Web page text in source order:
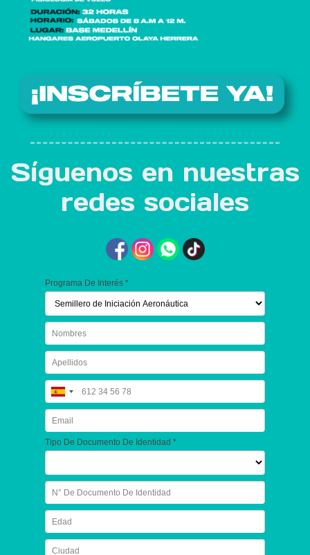
Síguenos en nuestras
redes sociales
Programa De Interés *
Tipo De Documento De Identidad *